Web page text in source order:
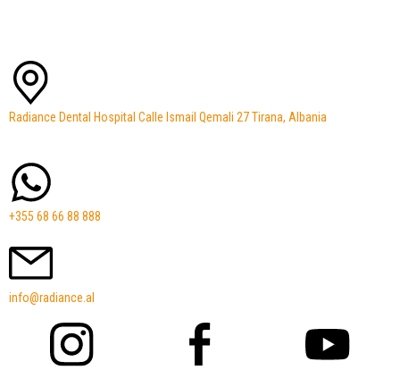
Radiance Dental Hospital Calle Ismail Qemali 27 Tirana, Albania
+355 68 66 88 888
info@radiance.al